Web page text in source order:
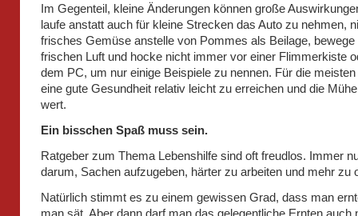
Im Gegenteil, kleine Änderungen können große
laufe anstatt auch für kleine Strecken das Auto zu nehmen,
frisches Gemüse anstelle von Pommes als Beilage, bewege
frischen Luft und hocke nicht immer vor einer Flimmerkiste
dem PC, um nur einige Beispiele zu nennen. Für die
eine gute Gesundheit relativ leicht zu erreichen und die
wert.
Ein bisschen Spaß muss sein.
Ratgeber zum Thema Lebenshilfe sind oft freudlos. Immer
darum, Sachen aufzugeben, härter zu arbeiten und mehr zu
Natürlich stimmt es zu einem gewissen Grad, dass man
man sät. Aber dann darf man das gelegentliche Ernten auch